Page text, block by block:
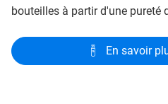
bouteilles à partir d'une pureté
En savoir